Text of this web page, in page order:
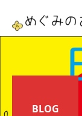
BLOG